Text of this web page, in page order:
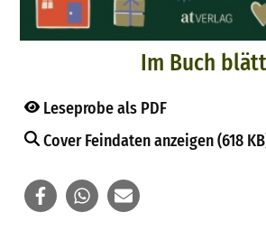
Im Buch
Leseprobe als PDF
Cover Feindaten anzeigen (618